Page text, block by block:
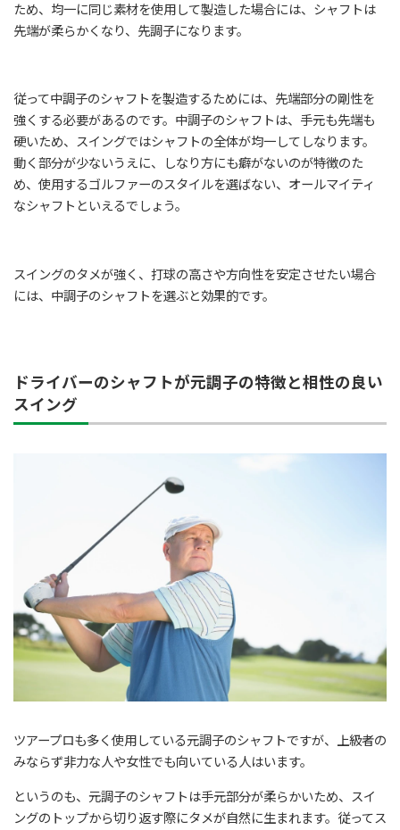
ため、均一に同じ素材を使用して製造した場合には、シャフトは
先端が柔らかくなり、先調子になります。
従って中調子のシャフトを製造するためには、先端部分の剛性を
強くする必要があるのです。中調子のシャフトは、手元も先端も
硬いため、スイングではシャフトの全体が均一してしなります。
動く部分が少ないうえに、しなり方にも癖がないのが特徴のた
め、使用するゴルファーのスタイルを選ばない、オールマイティ
なシャフトといえるでしょう。
スイングのタメが強く、打球の高さや方向性を安定させたい場合
には、中調子のシャフトを選ぶと効果的です。
ドライバーのシャフトが元調子の特徴と相性の良い
スイング
ツアープロも多く使用している元調子のシャフトですが、上級者の
みならず非力な人や女性でも向いている人はいます。
というのも、元調子のシャフトは手元部分が柔らかいため、スイ
ングのトップから切り返す際にタメが自然に生まれます。従ってス